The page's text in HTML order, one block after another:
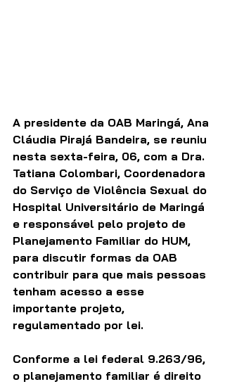
A presidente da OAB Maringá, Ana
Cláudia Pirajá Bandeira, se reuniu
nesta sexta-feira, 06, com a Dra.
Tatiana Colombari, Coordenadora
do Serviço de Violência Sexual do
Hospital Universitário de Maringá
e responsável pelo projeto de
Planejamento Familiar do HUM,
para discutir formas da OAB
contribuir para que mais pessoas
tenham acesso a esse
importante projeto,
regulamentado por lei.
Conforme a lei federal 9.263/96,
o planejamento familiar é direito